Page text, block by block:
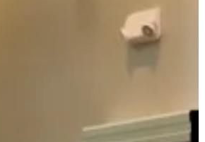
każdej łazienki. W związku z tym
powinno się wyróżniać się elegancją i
estetyką wykonania. Jednocześnie